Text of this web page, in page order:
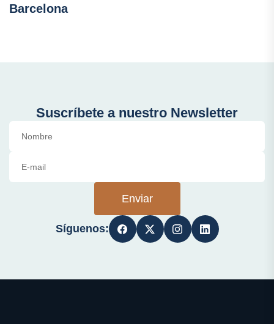
Barcelona
Suscríbete a nuestro Newsletter
Enviar
Síguenos: